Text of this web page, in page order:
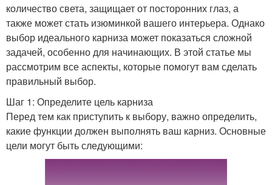
количество света, защищает от посторонних глаз, а
также может стать изюминкой вашего интерьера. Однако
выбор идеального карниза может показаться сложной
задачей, особенно для начинающих. В этой статье мы
рассмотрим все аспекты, которые помогут вам сделать
правильный выбор.
Шаг 1: Определите цель карниза
Перед тем как приступить к выбору, важно определить,
какие функции должен выполнять ваш карниз. Основные
цели могут быть следующими: